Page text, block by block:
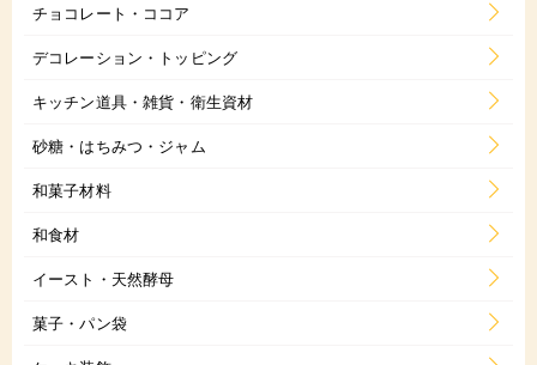
チョコレート・ココア
デコレーション・トッピング
キッチン道具・雑貨・衛生資材
砂糖・はちみつ・ジャム
和菓子材料
和食材
イースト・天然酵母
菓子・パン袋